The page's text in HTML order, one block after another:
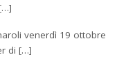
venerdì 19 ottobre
di […]